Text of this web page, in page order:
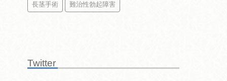
長茎手術 難治性勃起障害
Twitter